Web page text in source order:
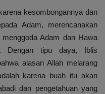
kesombongannya dan
Adam, merencanakan
Adam dan Hawa
Dengan tipu daya, Iblis
alasan Allah melarang
karena buah itu akan
dan pengetahuan yang